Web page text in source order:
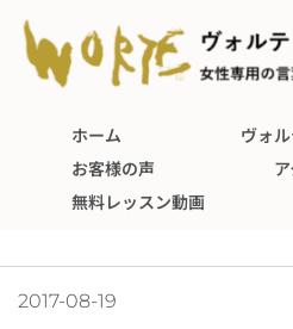
ホーム
ヴォ
お客様の声
無料レッスン動画
2017-08-19